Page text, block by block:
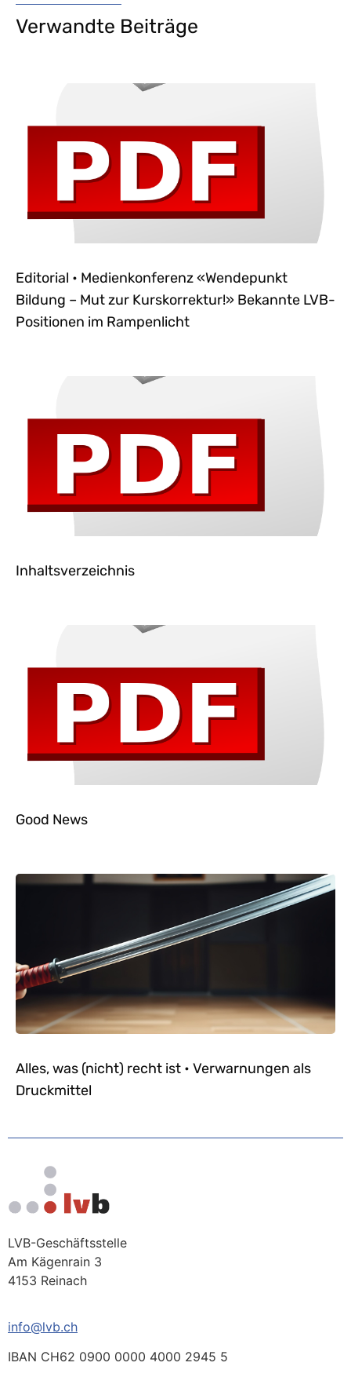
Verwandte Beiträge
Editorial • Medienkonferenz «Wendepunkt
Bildung – Mut zur Kurskorrektur!» Bekannte LVB-
Positionen im Rampenlicht
Inhaltsverzeichnis
Good News
Alles, was (nicht) recht ist • Verwarnungen als
Druckmittel
LVB-Geschäftsstelle
Am Kägenrain 3
4153 Reinach
info@lvb.ch
IBAN CH62 0900 0000 4000 2945 5